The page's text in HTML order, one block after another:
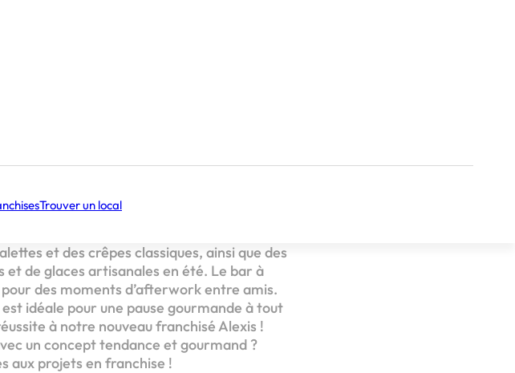
Trouver un local
à
Neuilly-Sur-Seine, marquant l’ouverture de
et des crêpes classiques, ainsi que des
de glaces artisanales en été. Le bar à
des moments d’afterwork entre amis.
idéale pour une pause gourmande à tout
à notre nouveau franchisé Alexis !
un concept tendance et gourmand ?
aux projets en franchise !